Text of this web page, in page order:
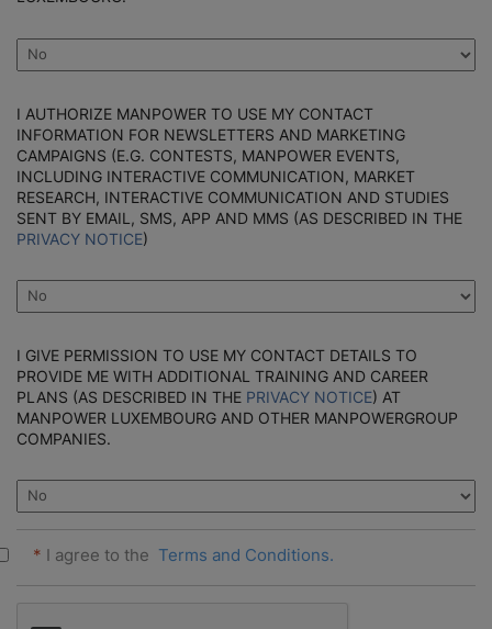
I AUTHORIZE MANPOWER TO USE MY CONTACT
INFORMATION FOR NEWSLETTERS AND MARKETING
CAMPAIGNS (E.G. CONTESTS, MANPOWER EVENTS,
INCLUDING INTERACTIVE COMMUNICATION, MARKET
RESEARCH, INTERACTIVE COMMUNICATION AND STUDIES
SENT BY EMAIL, SMS, APP AND MMS (AS DESCRIBED IN THE
PRIVACY NOTICE)
I GIVE PERMISSION TO USE MY CONTACT DETAILS TO
PROVIDE ME WITH ADDITIONAL TRAINING AND CAREER
PLANS (AS DESCRIBED IN THE PRIVACY NOTICE) AT
MANPOWER LUXEMBOURG AND OTHER MANPOWERGROUP
COMPANIES.
* I agree to the Terms and Conditions.